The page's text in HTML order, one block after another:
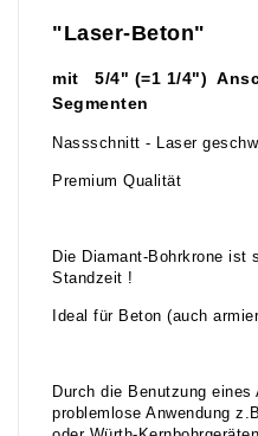
"Laser-Beton"
mit 5/4" (=1 1/4")
Segmenten
Nassschnitt - Laser
Premium Qualität
Die Diamant-Bohrkrone ist
Standzeit !
Ideal für Beton (auch
Durch die Benutzung
problemlose Anwendung